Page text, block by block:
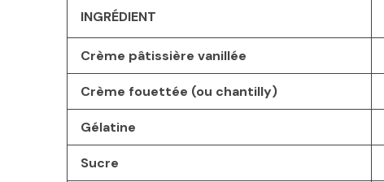
INGRÉDIENT
Crème pâtissière vanillée
Crème fouettée (ou chantilly)
Gélatine
Sucre